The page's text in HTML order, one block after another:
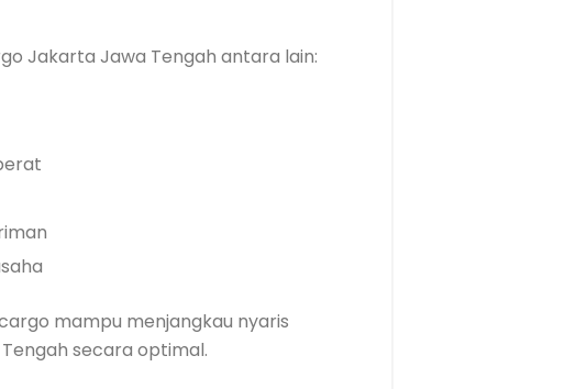
Jakarta Jawa Tengah antara lain:
mampu menjangkau nyaris
secara optimal.